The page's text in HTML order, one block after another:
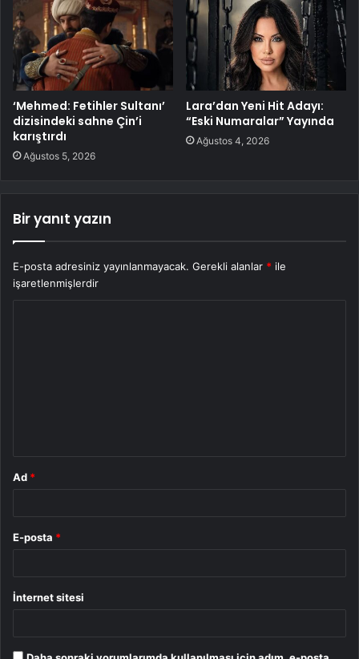
‘Mehmed: Fetihler Sultanı’
dizisindeki sahne Çin’i
karıştırdı
Ağustos 5, 2026
Lara’dan Yeni Hit Adayı:
“Eski Numaralar” Yayında
Ağustos 4, 2026
Bir yanıt yazın
E-posta adresiniz yayınlanmayacak. Gerekli alanlar * ile
işaretlenmişlerdir
Ad *
E-posta *
İnternet sitesi